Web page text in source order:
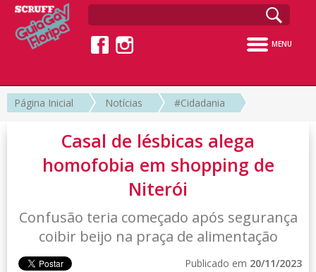
MENU
Página Inicial Notícias #Cidadania
Casal de lésbicas alega
homofobia em shopping de
Niterói
Confusão teria começado após segurança
coibir beijo na praça de alimentação
Publicado em 20/11/2023